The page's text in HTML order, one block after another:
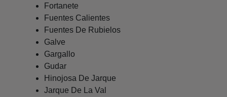
Fortanete
Fuentes Calientes
Fuentes De Rubielos
Galve
Gargallo
Gudar
Hinojosa De Jarque
Jarque De La Val